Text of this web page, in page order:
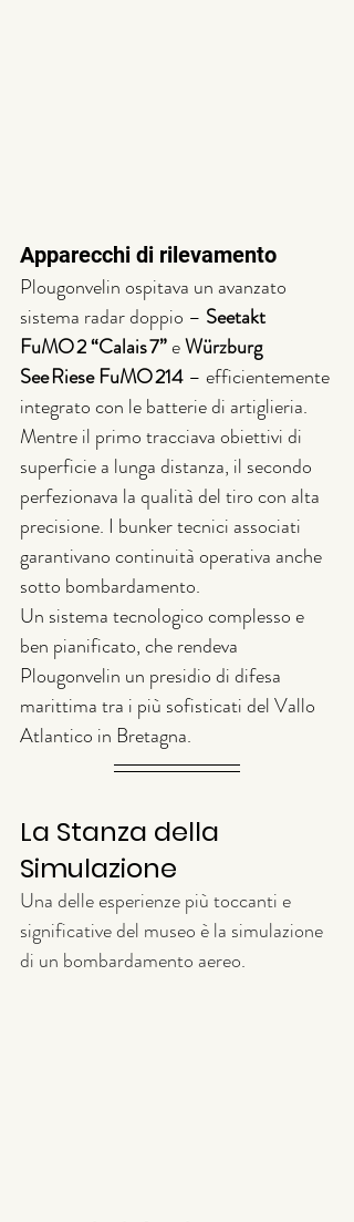
Apparecchi di rilevamento
Plougonvelin ospitava un avanzato
sistema radar doppio – Seetakt
FuMO 2 “Calais 7” e Würzburg
See Riese FuMO 214 – efficientemente
integrato con le batterie di artiglieria.
Mentre il primo tracciava obiettivi di
superficie a lunga distanza, il secondo
perfezionava la qualità del tiro con alta
precisione. I bunker tecnici associati
garantivano continuità operativa anche
sotto bombardamento.
Un sistema tecnologico complesso e
ben pianificato, che rendeva
Plougonvelin un presidio di difesa
marittima tra i più sofisticati del Vallo
Atlantico in Bretagna.
La Stanza della
Simulazione
Una delle esperienze più toccanti e
significative del museo è la simulazione
di un bombardamento aereo.